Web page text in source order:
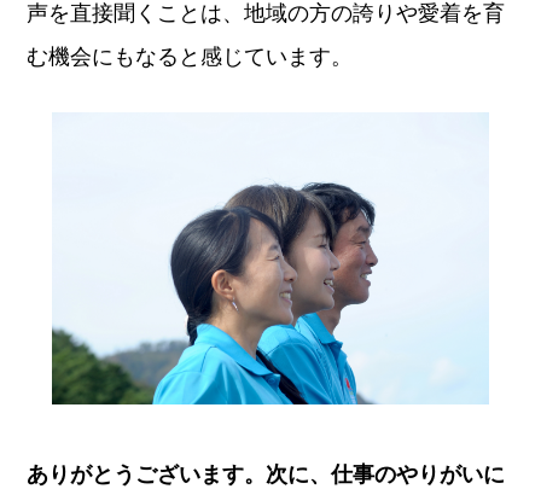
声を直接聞くことは、地域の方の誇りや愛着を育
む機会にもなると感じています。
ありがとうございます。次に、仕事のやりがいに